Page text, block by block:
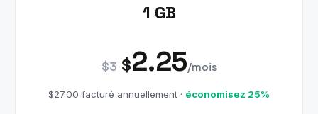
1 GB
$3 $2.25/mois
$27.00 facturé annuellement · économisez 25%